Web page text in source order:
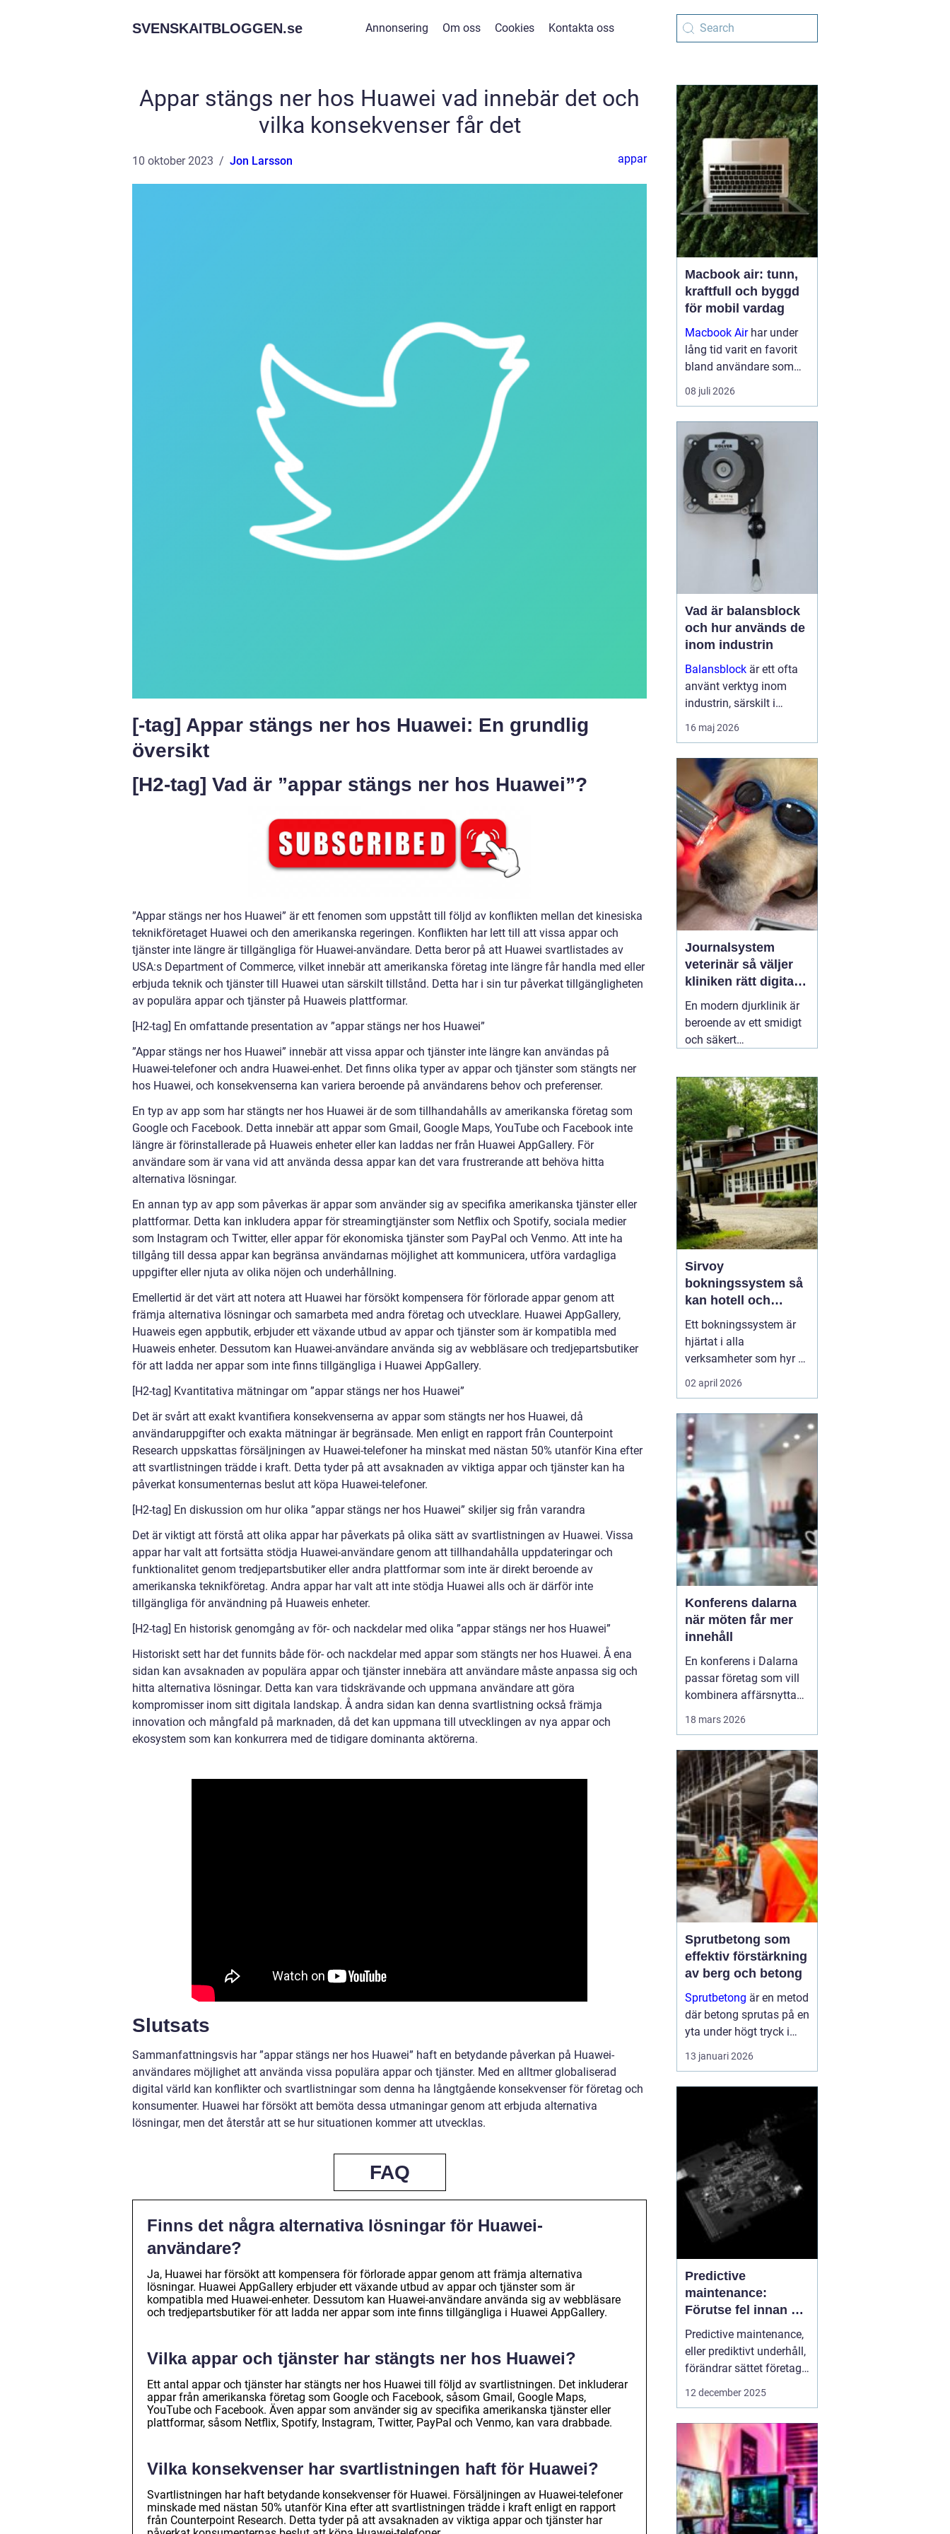
SVENSKAITBLOGGEN.se Annonsering Om oss Cookies Kontakta oss
Appar stängs ner hos Huawei vad innebär det och
vilka konsekvenser får det
10 oktober 2023 Jon Larsson appar
[-tag] Appar stängs ner hos Huawei: En grundlig
översikt
[H2-tag] Vad är ”appar stängs ner hos Huawei”?
”Appar stängs ner hos Huawei” är ett fenomen som uppstått till följd av konflikten mellan det kinesiska
teknikföretaget Huawei och den amerikanska regeringen. Konflikten har lett till att vissa appar och
tjänster inte längre är tillgängliga för Huawei-användare. Detta beror på att Huawei svartlistades av
USA:s Department of Commerce, vilket innebär att amerikanska företag inte längre får handla med eller
erbjuda teknik och tjänster till Huawei utan särskilt tillstånd. Detta har i sin tur påverkat tillgängligheten
av populära appar och tjänster på Huaweis plattformar.
[H2-tag] En omfattande presentation av ”appar stängs ner hos Huawei”
”Appar stängs ner hos Huawei” innebär att vissa appar och tjänster inte längre kan användas på
Huawei-telefoner och andra Huawei-enhet. Det finns olika typer av appar och tjänster som stängts ner
hos Huawei, och konsekvenserna kan variera beroende på användarens behov och preferenser.
En typ av app som har stängts ner hos Huawei är de som tillhandahålls av amerikanska företag som
Google och Facebook. Detta innebär att appar som Gmail, Google Maps, YouTube och Facebook inte
längre är förinstallerade på Huaweis enheter eller kan laddas ner från Huawei AppGallery. För
användare som är vana vid att använda dessa appar kan det vara frustrerande att behöva hitta
alternativa lösningar.
En annan typ av app som påverkas är appar som använder sig av specifika amerikanska tjänster eller
plattformar. Detta kan inkludera appar för streamingtjänster som Netflix och Spotify, sociala medier
som Instagram och Twitter, eller appar för ekonomiska tjänster som PayPal och Venmo. Att inte ha
tillgång till dessa appar kan begränsa användarnas möjlighet att kommunicera, utföra vardagliga
uppgifter eller njuta av olika nöjen och underhållning.
Emellertid är det värt att notera att Huawei har försökt kompensera för förlorade appar genom att
främja alternativa lösningar och samarbeta med andra företag och utvecklare. Huawei AppGallery,
Huaweis egen appbutik, erbjuder ett växande utbud av appar och tjänster som är kompatibla med
Huaweis enheter. Dessutom kan Huawei-användare använda sig av webbläsare och tredjepartsbutiker
för att ladda ner appar som inte finns tillgängliga i Huawei AppGallery.
[H2-tag] Kvantitativa mätningar om ”appar stängs ner hos Huawei”
Det är svårt att exakt kvantifiera konsekvenserna av appar som stängts ner hos Huawei, då
användaruppgifter och exakta mätningar är begränsade. Men enligt en rapport från Counterpoint
Research uppskattas försäljningen av Huawei-telefoner ha minskat med nästan 50% utanför Kina efter
att svartlistningen trädde i kraft. Detta tyder på att avsaknaden av viktiga appar och tjänster kan ha
påverkat konsumenternas beslut att köpa Huawei-telefoner.
[H2-tag] En diskussion om hur olika ”appar stängs ner hos Huawei” skiljer sig från varandra
Det är viktigt att förstå att olika appar har påverkats på olika sätt av svartlistningen av Huawei. Vissa
appar har valt att fortsätta stödja Huawei-användare genom att tillhandahålla uppdateringar och
funktionalitet genom tredjepartsbutiker eller andra plattformar som inte är direkt beroende av
amerikanska teknikföretag. Andra appar har valt att inte stödja Huawei alls och är därför inte
tillgängliga för användning på Huaweis enheter.
[H2-tag] En historisk genomgång av för- och nackdelar med olika ”appar stängs ner hos Huawei”
Historiskt sett har det funnits både för- och nackdelar med appar som stängts ner hos Huawei. Å ena
sidan kan avsaknaden av populära appar och tjänster innebära att användare måste anpassa sig och
hitta alternativa lösningar. Detta kan vara tidskrävande och uppmana användare att göra
kompromisser inom sitt digitala landskap. Å andra sidan kan denna svartlistning också främja
innovation och mångfald på marknaden, då det kan uppmana till utvecklingen av nya appar och
ekosystem som kan konkurrera med de tidigare dominanta aktörerna.
Slutsats
Sammanfattningsvis har ”appar stängs ner hos Huawei” haft en betydande påverkan på Huawei-
användares möjlighet att använda vissa populära appar och tjänster. Med en alltmer globaliserad
digital värld kan konflikter och svartlistningar som denna ha långtgående konsekvenser för företag och
konsumenter. Huawei har försökt att bemöta dessa utmaningar genom att erbjuda alternativa
lösningar, men det återstår att se hur situationen kommer att utvecklas.
FAQ
Finns det några alternativa lösningar för Huawei-
användare?
Ja, Huawei har försökt att kompensera för förlorade appar genom att främja alternativa
lösningar. Huawei AppGallery erbjuder ett växande utbud av appar och tjänster som är
kompatibla med Huawei-enheter. Dessutom kan Huawei-användare använda sig av webbläsare
och tredjepartsbutiker för att ladda ner appar som inte finns tillgängliga i Huawei AppGallery.
Vilka appar och tjänster har stängts ner hos Huawei?
Ett antal appar och tjänster har stängts ner hos Huawei till följd av svartlistningen. Det inkluderar
appar från amerikanska företag som Google och Facebook, såsom Gmail, Google Maps,
YouTube och Facebook. Även appar som använder sig av specifika amerikanska tjänster eller
plattformar, såsom Netflix, Spotify, Instagram, Twitter, PayPal och Venmo, kan vara drabbade.
Vilka konsekvenser har svartlistningen haft för Huawei?
Svartlistningen har haft betydande konsekvenser för Huawei. Försäljningen av Huawei-telefoner
minskade med nästan 50% utanför Kina efter att svartlistningen trädde i kraft enligt en rapport
från Counterpoint Research. Detta tyder på att avsaknaden av viktiga appar och tjänster har
Macbook air: tunn,
kraftfull och byggd
för mobil vardag
Macbook Airhar under
lång tid varit en favorit
bland användare som
vill ha en lätt, smidig och
samtidigt kraftfull dator
kreativitet. Med apples
egna chip har serien
tagit...
08 juli 2026
Vad är balansblock
och hur används de
inom industrin
Balansblock är ett ofta
använt verktyg inom
industrin, särskilt i
verkstads- och
produktionsmiljöer, där
effektivisera
arbetsfl&oum...
16 maj 2026
Journalsystem
veterinär så väljer
kliniken rätt digitalt
stöd
En modern djurklinik är
beroende av ett smidigt
och säkert
fungerande digitalt flöde
blir vardagen snabbt
rörig: dubbelbokningar,
svåröverskådliga
journaler och onödigt
administrativt arbete. Ett
03 april 2026
Sirvoy
bokningssystem så
kan hotell och
uthyrning ta nästa
steg
Ett bokningssystem är
hjärtat i alla
verksamheter som hyr ut
rum, stugor eller andra
objekt. När bokningarna
mejl till webben behövs
verktyg som är lätta att
förstå, fungerar dygnet
runt och minskar risken
för dubbelbokningar...
02 april 2026
Konferens dalarna
när möten får mer
innehåll
En konferens i Dalarna
passar företag som vill
kombinera affärsnytta
landsbygd, djupa skogar,
glittrande sjöar och en
levande kulturhistoria
mitt i Sverige, på rimligt
avstånd från storst...
18 mars 2026
Sprutbetong som
effektiv förstärkning
av berg och betong
Sprutbetong är en metod
där betong sprutas på en
yta under högt tryck i
stället för att gjutas i
formar. Tekniken a...
13 januari 2026
Predictive
maintenance:
Förutse fel innan de
uppstår med hjälp
av sensorer
Predictive maintenance,
eller prediktivt underhåll,
förändrar sättet företag
hanterar maskiner och
går sönder, använder
system se...
12 december 2025